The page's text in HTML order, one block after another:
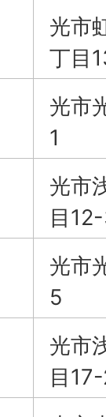
光市
丁目
光市
1
光市
目
光市
5
光市
目